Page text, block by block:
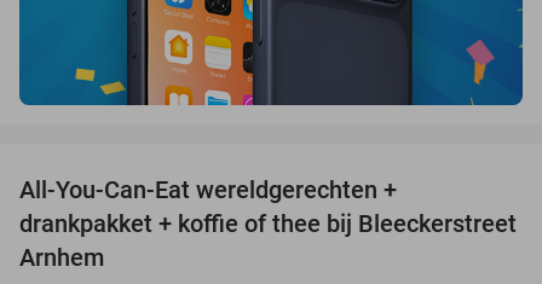
All-You-Can-Eat wereldgerechten +
drankpakket + koffie of thee bij Bleeckerstreet
Arnhem